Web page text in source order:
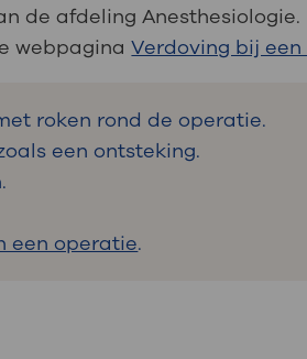
de afdeling Anesthesiologie.
webpaginaVerdoving bij
roken rond de operatie.
een ontsteking.
een operatie.